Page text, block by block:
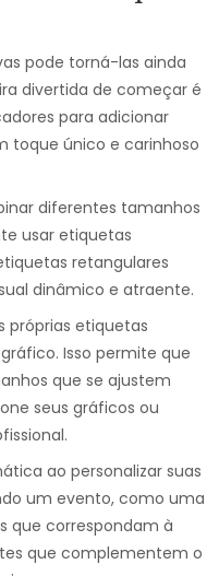
pode torná-las ainda
divertida de começar é
para adicionar
toque único e carinhoso
diferentes tamanhos
usar etiquetas
retangulares
dinâmico e atraente.
próprias etiquetas
Isso permite que
que se ajustem
seus gráficos ou
ao personalizar suas
um evento, como uma
que correspondam à
que complementem o